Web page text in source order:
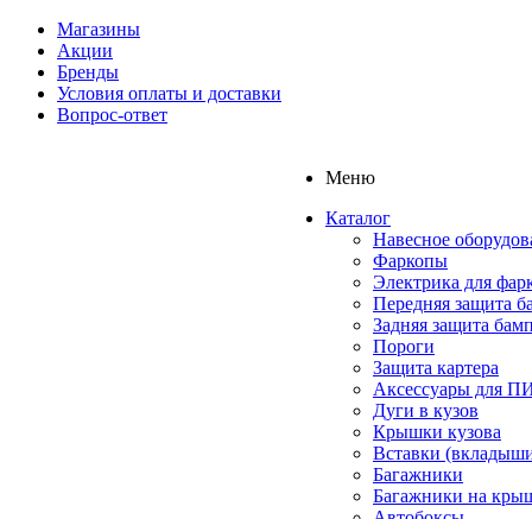
Магазины
Акции
Бренды
Условия оплаты и доставки
Вопрос-ответ
Меню
Каталог
Навесное
Фаркопы
Электрика для
Передняя защита
Задняя защита
Пороги
Защита картера
Аксессуары для
Дуги в кузов
Крышки кузова
Вставки
Багажники
Багажники на